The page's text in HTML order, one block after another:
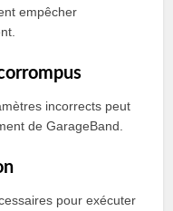
empêcher
incorrects peut
de GarageBand.
pour exécuter